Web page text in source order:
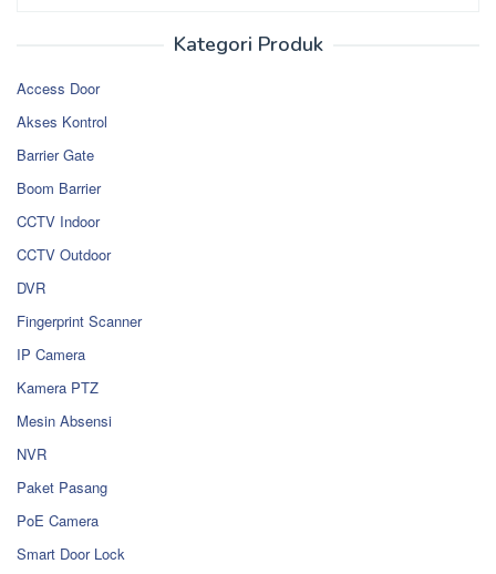
Kategori Produk
Access Door
Akses Kontrol
Barrier Gate
Boom Barrier
CCTV Indoor
CCTV Outdoor
DVR
Fingerprint Scanner
IP Camera
Kamera PTZ
Mesin Absensi
NVR
Paket Pasang
PoE Camera
Smart Door Lock